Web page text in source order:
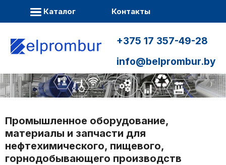
Каталог Контакты
+375 17 357-49-28
info@belprombur.by
Промышленное оборудование,
материалы и запчасти для
нефтехимического, пищевого,
горнодобывающего производств